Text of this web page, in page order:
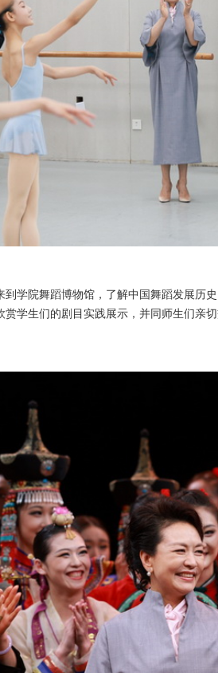
到学院舞蹈博物馆，了解中国舞蹈发展历
赏学生们的剧目实践展示，并同师生们亲